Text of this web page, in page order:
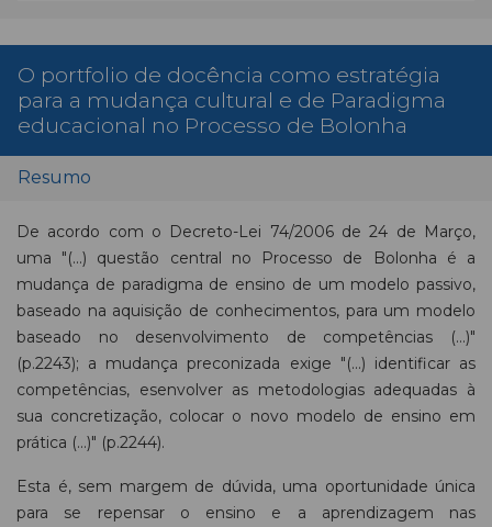
O portfolio de docência como estratégia
para a mudança cultural e de Paradigma
educacional no Processo de Bolonha
Resumo
De acordo com o Decreto-Lei 74/2006 de 24 de Março,
uma "(...) questão central no Processo de Bolonha é a
mudança de paradigma de ensino de um modelo passivo,
baseado na aquisição de conhecimentos, para um modelo
baseado no desenvolvimento de competências (…)"
(p.2243); a mudança preconizada exige "(...) identificar as
competências, esenvolver as metodologias adequadas à
sua concretização, colocar o novo modelo de ensino em
prática (...)" (p.2244).
Esta é, sem margem de dúvida, uma oportunidade única
para se repensar o ensino e a aprendizagem nas